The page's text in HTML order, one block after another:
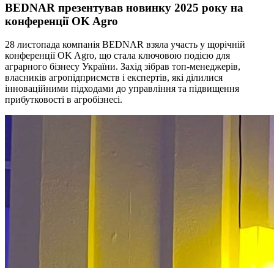
BEDNAR презентував новинку 2025 року на
конференції OK Agro
28 листопада компанія BEDNAR взяла участь у щорічній
конференції OK Agro, що стала ключовою подією для
аграрного бізнесу України. Захід зібрав топ-менеджерів,
власників агропідприємств і експертів, які ділилися
інноваційними підходами до управління та підвищення
прибутковості в агробізнесі.